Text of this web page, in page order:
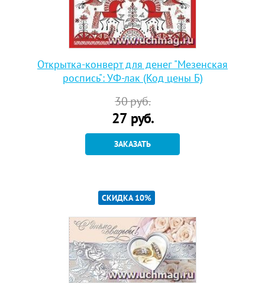
Открытка-конверт для денег "Мезенская
роспись": УФ-лак (Код цены Б)
30руб.
27руб.
ЗАКАЗАТЬ
СКИДКА 10%